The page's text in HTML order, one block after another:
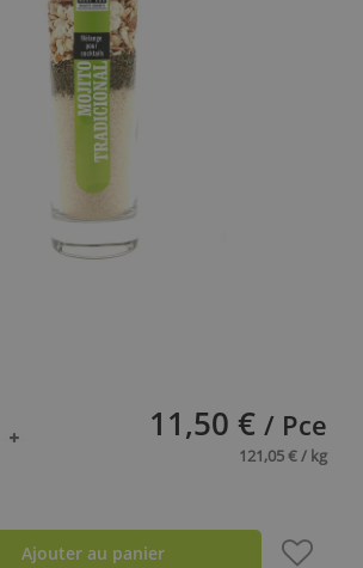
11,50 € / Pce
121,05 € / kg
Ajouter au panier